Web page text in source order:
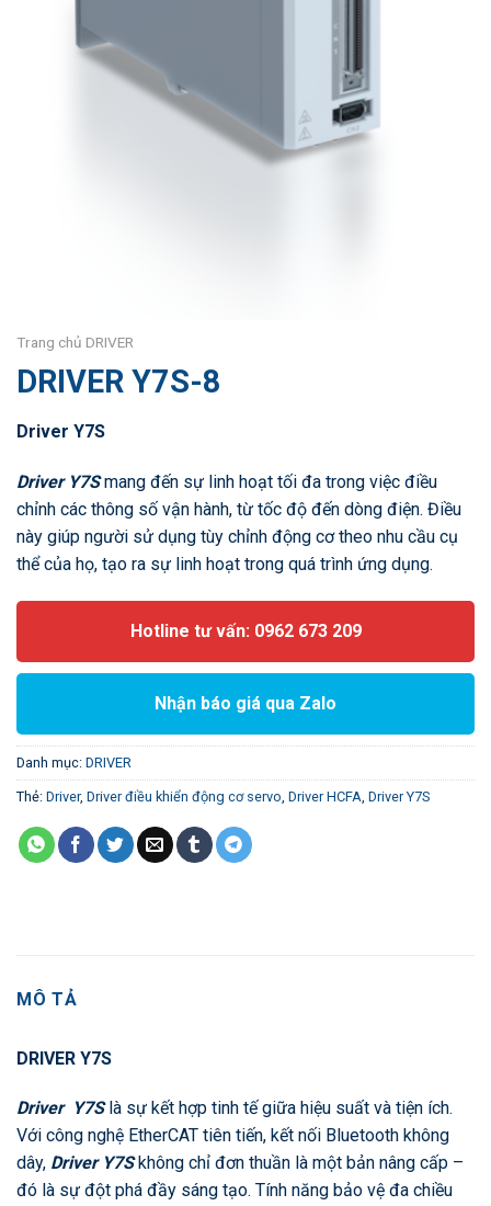
Trang chủ DRIVER
DRIVER Y7S-8
Driver Y7S
Driver Y7S mang đến sự linh hoạt tối đa trong việc điều
chỉnh các thông số vận hành, từ tốc độ đến dòng điện. Điều
này giúp người sử dụng tùy chỉnh động cơ theo nhu cầu cụ
thể của họ, tạo ra sự linh hoạt trong quá trình ứng dụng.
Hotline tư vấn: 0962 673 209
Nhận báo giá qua Zalo
Danh mục: DRIVER
Thẻ: Driver, Driver điều khiển động cơ servo Driver HCFA Driver Y7S
MÔ TẢ
DRIVER Y7S
Driver Y7Slà sự kết hợp tinh tế giữa hiệu suất và tiện ích.
Với công nghệ EtherCAT tiên tiến, kết nối Bluetooth không
dây, Driver Y7Skhông chỉ đơn thuần là một bản nâng cấp –
đó là sự đột phá đầy sáng tạo. Tính năng bảo vệ đa chiều